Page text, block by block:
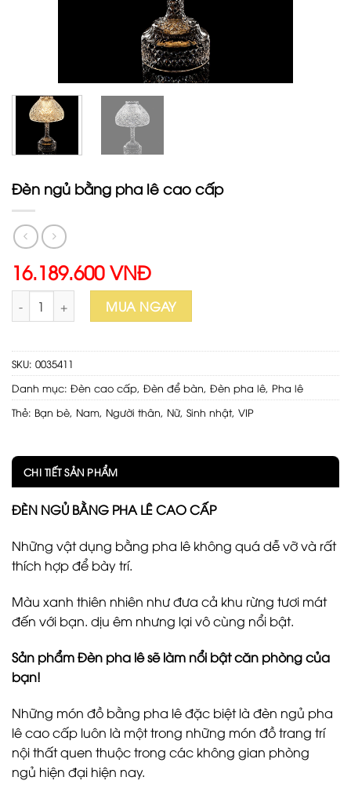
Đèn ngủ bằng pha lê cao cấp
16.189.600 VNĐ
Đèn ngủ bằng pha lê cao cấp số lượng
MUA NGAY
SKU: 0035411
Danh mục: Đèn cao cấp Đèn để bàn Đèn pha lê Pha lê
Thẻ: Bạn bè Nam Người thân Nữ Sinh nhật, VIP
CHI TIẾT SẢN PHẨM
ĐÈN NGỦ BẰNG PHA LÊ CAO CẤP
Những vật dụng bằng pha lê không quá dễ vỡ và rất
thích hợp để bày trí.
Màu xanh thiên nhiên như đưa cả khu rừng tươi mát
đến với bạn. dịu êm nhưng lại vô cùng nổi bật.
Sản phẩm Đèn pha lê sẽ làm nổi bật căn phòng của
bạn!
Những món đồ bằng pha lê đặc biệt là đèn ngủ pha
lê cao cấp luôn là một trong những món đồ trang trí
nội thất quen thuộc trong các không gian phòng
ngủ hiện đại hiện nay.